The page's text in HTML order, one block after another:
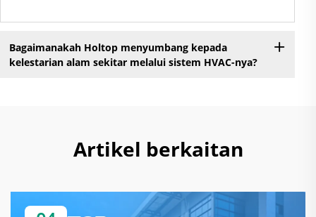
Bagaimanakah Holtop menyumbang kepada
kelestarian alam sekitar melalui sistem HVAC-nya?
Artikel berkaitan